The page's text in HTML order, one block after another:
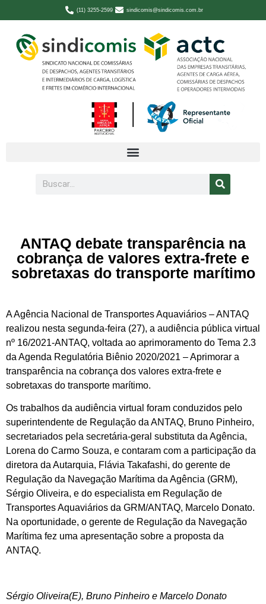
(11) 3255-2599 sindicomis@sindicomis.com.br
ANTAQ debate transparência na
cobrança de valores extra-frete e
sobretaxas do transporte marítimo
A Agência Nacional de Transportes Aquaviários – ANTAQ
realizou nesta segunda-feira (27), a audiência pública virtual
nº 16/2021-ANTAQ, voltada ao aprimoramento do Tema 2.3
da Agenda Regulatória Biênio 2020/2021 – Aprimorar a
transparência na cobrança dos valores extra-frete e
sobretaxas do transporte marítimo.
Os trabalhos da audiência virtual foram conduzidos pelo
superintendente de Regulação da ANTAQ, Bruno Pinheiro,
secretariados pela secretária-geral substituta da Agência,
Lorena do Carmo Souza, e contaram com a participação da
diretora da Autarquia, Flávia Takafashi, do gerente de
Regulação da Navegação Marítima da Agência (GRM),
Sérgio Oliveira, e do especialista em Regulação de
Transportes Aquaviários da GRM/ANTAQ, Marcelo Donato.
Na oportunidade, o gerente de Regulação da Navegação
Marítima fez uma apresentação sobre a proposta da
ANTAQ.
Sérgio Oliveira(E), Bruno Pinheiro e Marcelo Donato